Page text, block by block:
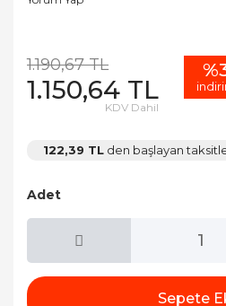
1.190,67 TL
1.150,64 TL
KDV Dahil
122,39 TL den başlayan
Adet
Sepete